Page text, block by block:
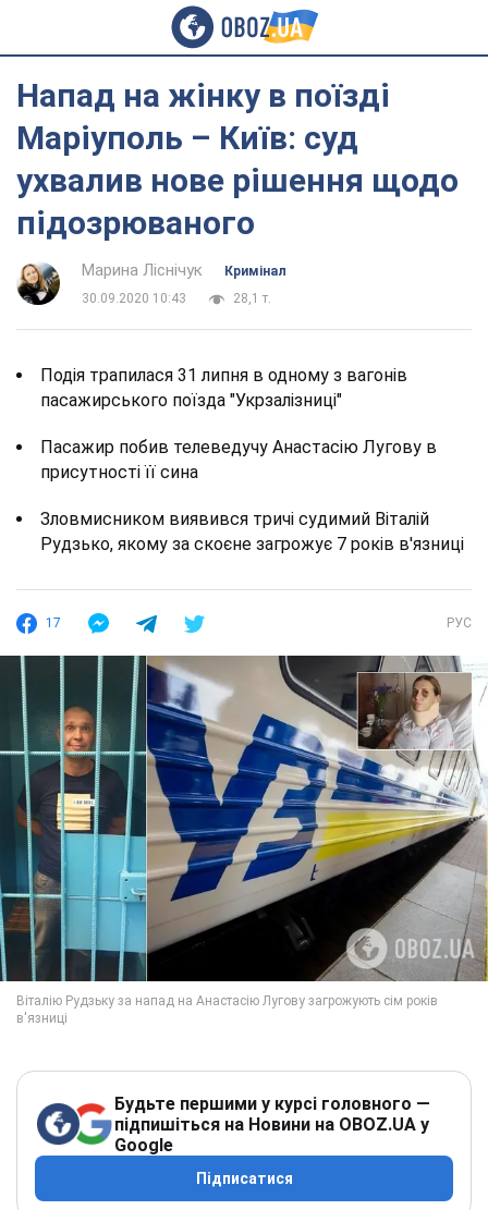
Напад на жінку в поїзді
Маріуполь – Київ: суд
ухвалив нове рішення щодо
підозрюваного
Марина Ліснічук
Кримінал
30.09.2020 10:43
28,1 т.
Подія трапилася 31 липня в одному з вагонів
пасажирського поїзда "Укрзалізниці"
Пасажир побив телеведучу Анастасію Лугову в
присутності її сина
Зловмисником виявився тричі судимий Віталій
Рудзько, якому за скоєне загрожує 7 років в'язниці
17 РУС
Будьте першими у курсі головного —
підпишіться на Новини на OBOZ.UA у
Google
Підписатися